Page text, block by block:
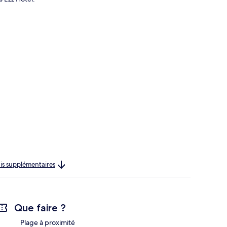
supplémentaires
Que faire ?
Plage à proximité